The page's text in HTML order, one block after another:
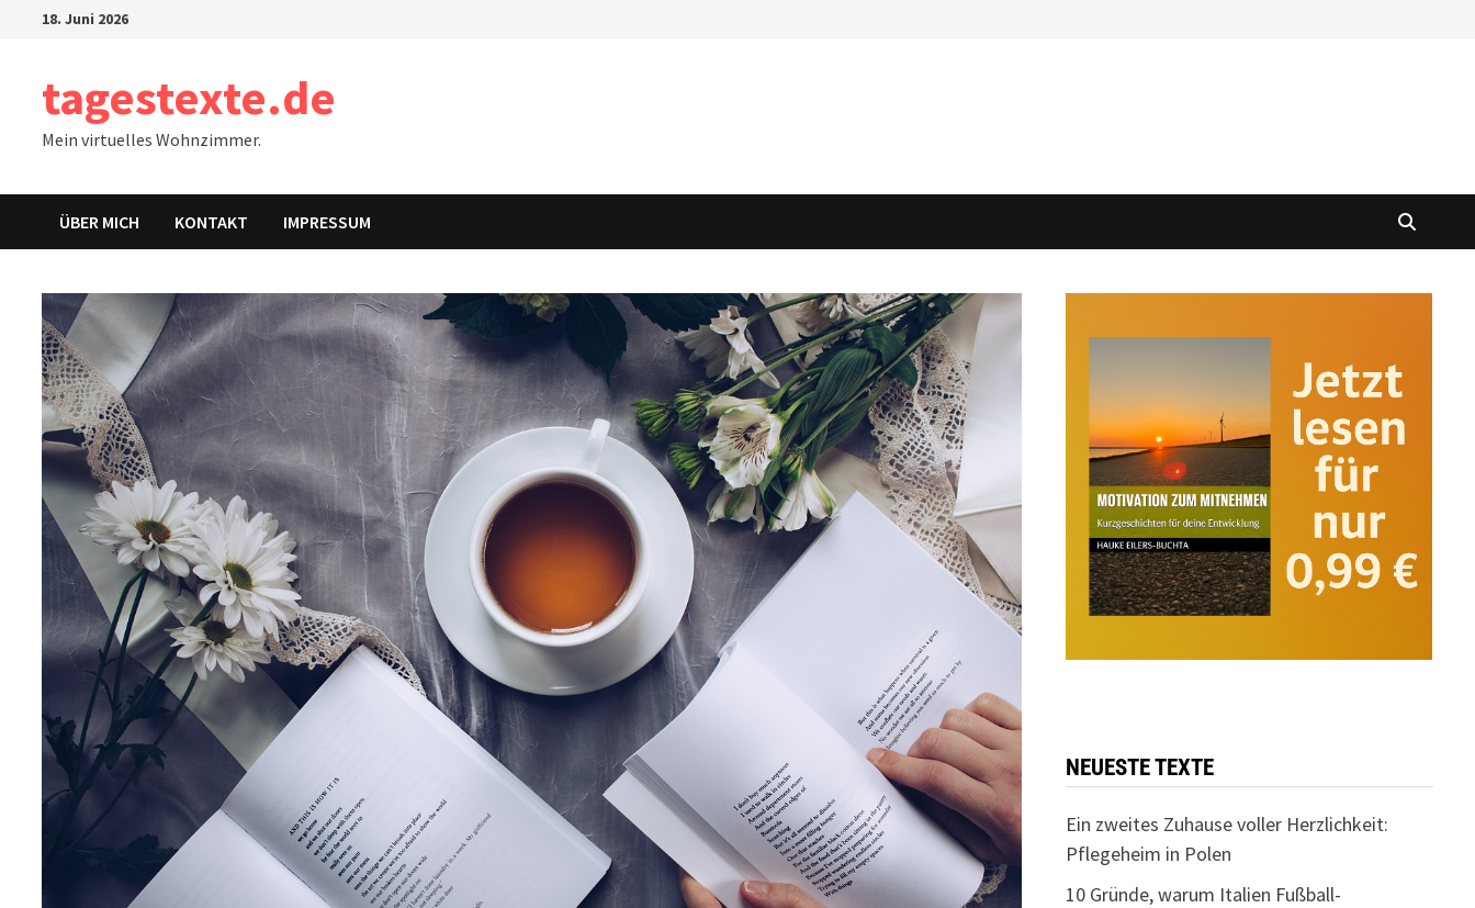
18. Juni 2026
tagestexte.de
Mein virtuelles Wohnzimmer.
ÜBER MICH KONTAKT IMPRESSUM
NEUESTE TEXTE
Ein zweites Zuhause voller Herzlichkeit:
Pflegeheim in Polen
10 Gründe, warum Italien Fußball-